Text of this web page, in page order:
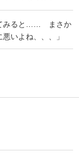
みると…… まさか
いよね、、、」